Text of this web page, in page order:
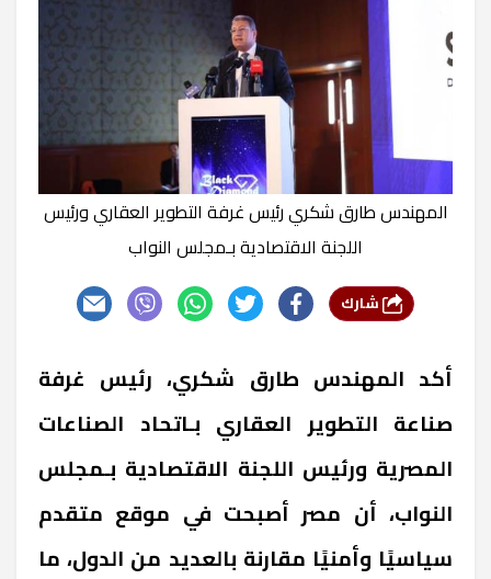
المهندس طارق شكري رئيس غرفة التطوير العقاري ورئيس
اللجنة الاقتصادية بـمجلس النواب
أكد المهندس طارق شكري، رئيس غرفة
صناعة التطوير العقاري بـاتحاد الصناعات
المصرية ورئيس اللجنة الاقتصادية بـمجلس
النواب، أن مصر أصبحت في موقع متقدم
سياسيًا وأمنيًا مقارنة بالعديد من الدول، ما